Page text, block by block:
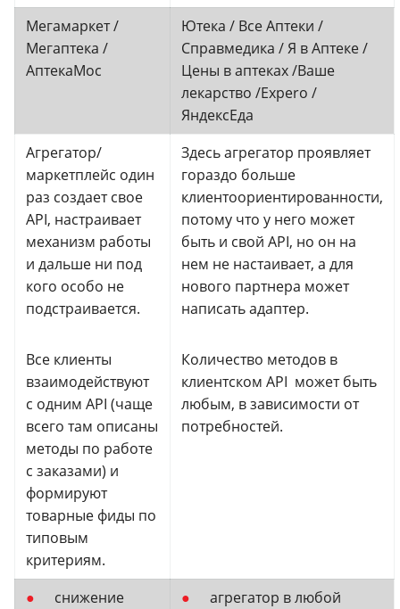
Мегамаркет /
Мегаптека /
АптекаМос
Ютека / Все Аптеки /
Справмедика / Я в Аптеке /
Цены в аптеках /Ваше
лекарство /Expero /
ЯндексЕда
Агрегатор/
маркетплейс один
раз создает свое
API, настраивает
механизм работы
и дальше ни под
кого особо не
подстраивается.
Все клиенты
взаимодействуют
с одним API (чаще
всего там описаны
методы по работе
с заказами) и
формируют
товарные фиды по
типовым
критериям.
Здесь агрегатор проявляет
гораздо больше
клиентоориентированности,
потому что у него может
быть и свой API, но он на
нем не настаивает, а для
нового партнера может
написать адаптер.
Количество методов в
клиентском API может быть
любым, в зависимости от
потребностей.
снижение
агрегатор в любой